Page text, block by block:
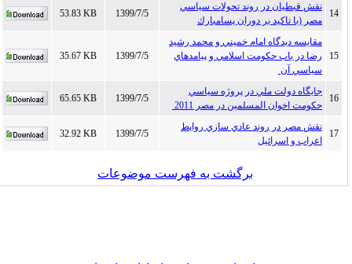
14
نقش قبطيان در روند تحولات سياسي
مصر (با تاكيد بر دوران پسامبارك
1399/7/5
53.83 KB
15
مقايسه ديدگاه امام خميني و محمد رشيد
رضا در باب حكومت اسلامي و پيامدهاي
سياسي آن
1399/7/5
35.67 KB
16
جايگاه دولت ملي در پروژه سياسي
حكومت اخوان المسلمين در مصر 2011
1399/7/5
65.65 KB
17
نقش مصر در روند عادي سازي روابط
اعراب و اسرائيل
1399/7/5
32.92 KB
برگشت به فهرست موضوعات